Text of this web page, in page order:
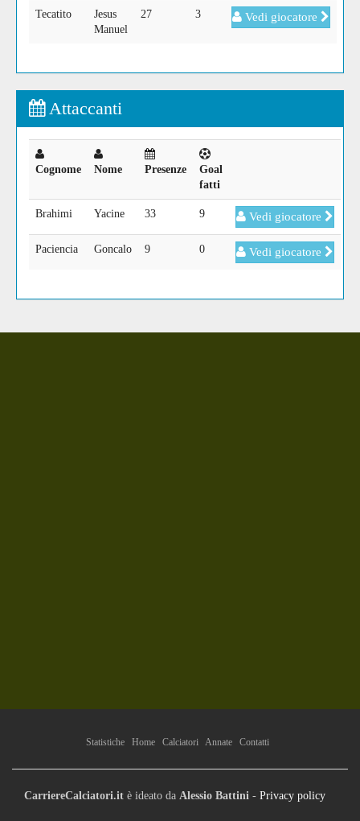
Tecatito
Jesus
Manuel
27 3 Vedi giocatore
Attaccanti
Cognome Nome Presenze
Goal
fatti
Brahimi Yacine 33 9 Vedi giocatore
Paciencia Goncalo 9 0 Vedi giocatore
Statistiche Home Calciatori Annate Contatti
CarriereCalciatori.it è ideato da Alessio Battini - Privacy policy